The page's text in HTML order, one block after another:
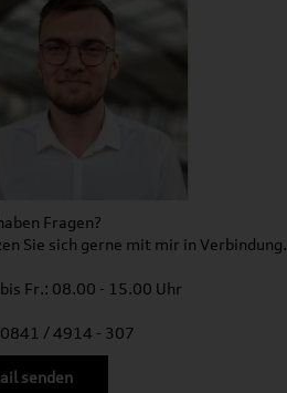
Fragen?
Sie sich gerne mit mir in Verbindung.
Fr.: 08.00 - 15.00 Uhr
/ 4914 - 307
senden